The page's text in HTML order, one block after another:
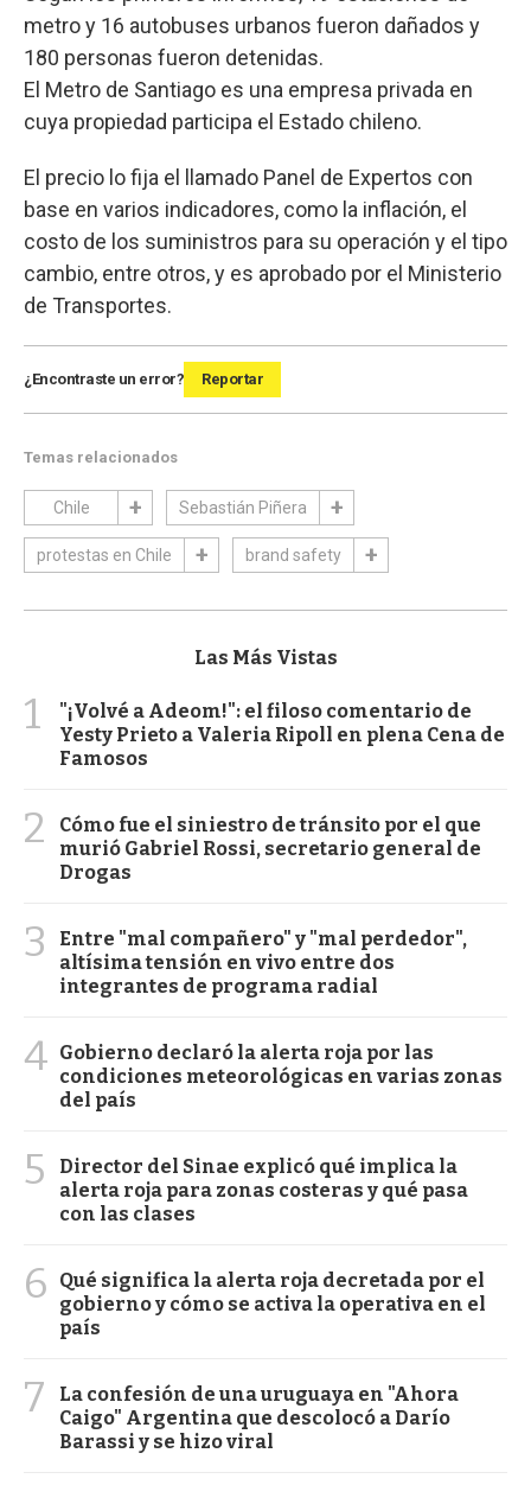
metro y 16 autobuses urbanos fueron dañados y
180 personas fueron detenidas.
El Metro de Santiago es una empresa privada en
cuya propiedad participa el Estado chileno.
El precio lo fija el llamado Panel de Expertos con
base en varios indicadores, como la inflación, el
costo de los suministros para su operación y el tipo
cambio, entre otros, y es aprobado por el Ministerio
de Transportes.
¿Encontraste un error? Reportar
Temas relacionados
Chile Sebastián Piñera
protestas en Chile brand safety
Las Más Vistas
1
"¡Volvé a Adeom!": el filoso comentario de
Yesty Prieto a Valeria Ripoll en plena Cena de
Famosos
2
Cómo fue el siniestro de tránsito por el que
murió Gabriel Rossi, secretario general de
Drogas
3
Entre "mal compañero" y "mal perdedor",
altísima tensión en vivo entre dos
integrantes de programa radial
4 Gobierno declaró la alerta roja por las
condiciones meteorológicas en varias zonas
del país
5
Director del Sinae explicó qué implica la
alerta roja para zonas costeras y qué pasa
con las clases
6
Qué significa la alerta roja decretada por el
gobierno y cómo se activa la operativa en el
país
7
La confesión de una uruguaya en "Ahora
Caigo" Argentina que descolocó a Darío
Barassi y se hizo viral